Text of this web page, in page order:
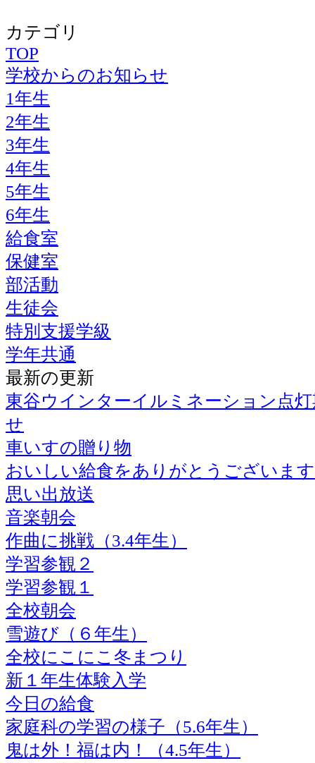
カテゴリ
TOP
学校からのお知らせ
1年生
2年生
3年生
4年生
5年生
6年生
給食室
保健室
部活動
生徒会
特別支援学級
学年共通
最新の更新
東谷ウインターイルミネーション点
せ
車いすの贈り物
おいしい給食をありがとうございます
思い出放送
音楽朝会
作曲に挑戦（3.4年生）
学習参観２
学習参観１
全校朝会
雪遊び（６年生）
全校にこにこ冬まつり
新１年生体験入学
今日の給食
家庭科の学習の様子（5.6年生）
鬼は外！福は内！（4.5年生）